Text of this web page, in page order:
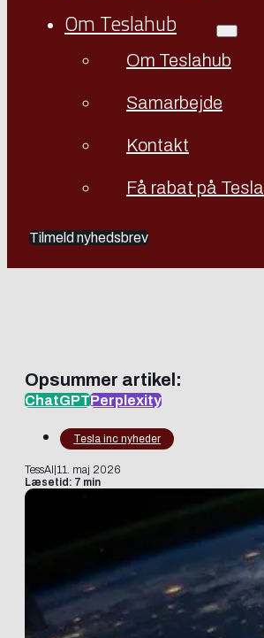
Om Teslahub
Om Teslahub
Samarbejde
Kontakt
Få rabat på Tesla
Tilmeld nyhedsbrev
Opsummer artikel:
ChatGPTPerplexity
Tesla inc nyheder
TessAI 11. maj 2026
Læsetid: 7 min